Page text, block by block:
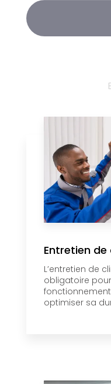
Entretien
L’entretien de
obligatoire
optimiser sa